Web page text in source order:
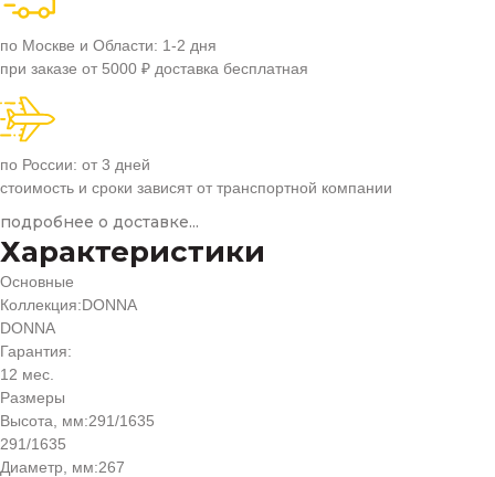
по Москве и Области: 1-2 дня
при заказе от 5000 ₽ доставка бесплатная
по России: от 3 дней
стоимость и сроки зависят от транспортной компании
подробнее о доставке...
Характеристики
Основные
Коллекция:DONNA
DONNA
Гарантия:
12 мес.
Размеры
Высота, мм:291/1635
291/1635
Диаметр, мм:267